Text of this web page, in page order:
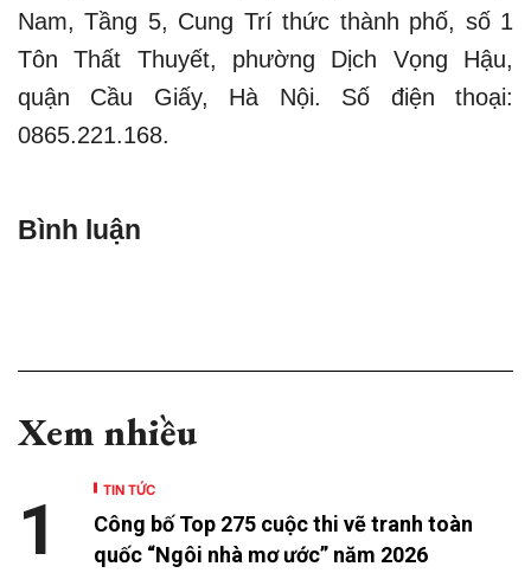
Nam, Tầng 5, Cung Trí thức thành phố, số 1
Tôn Thất Thuyết, phường Dịch Vọng Hậu,
quận Cầu Giấy, Hà Nội. Số điện thoại:
0865.221.168.
Bình luận
Xem nhiều
TIN TỨC
Công bố Top 275 cuộc thi vẽ tranh toàn
quốc “Ngôi nhà mơ ước” năm 2026
1